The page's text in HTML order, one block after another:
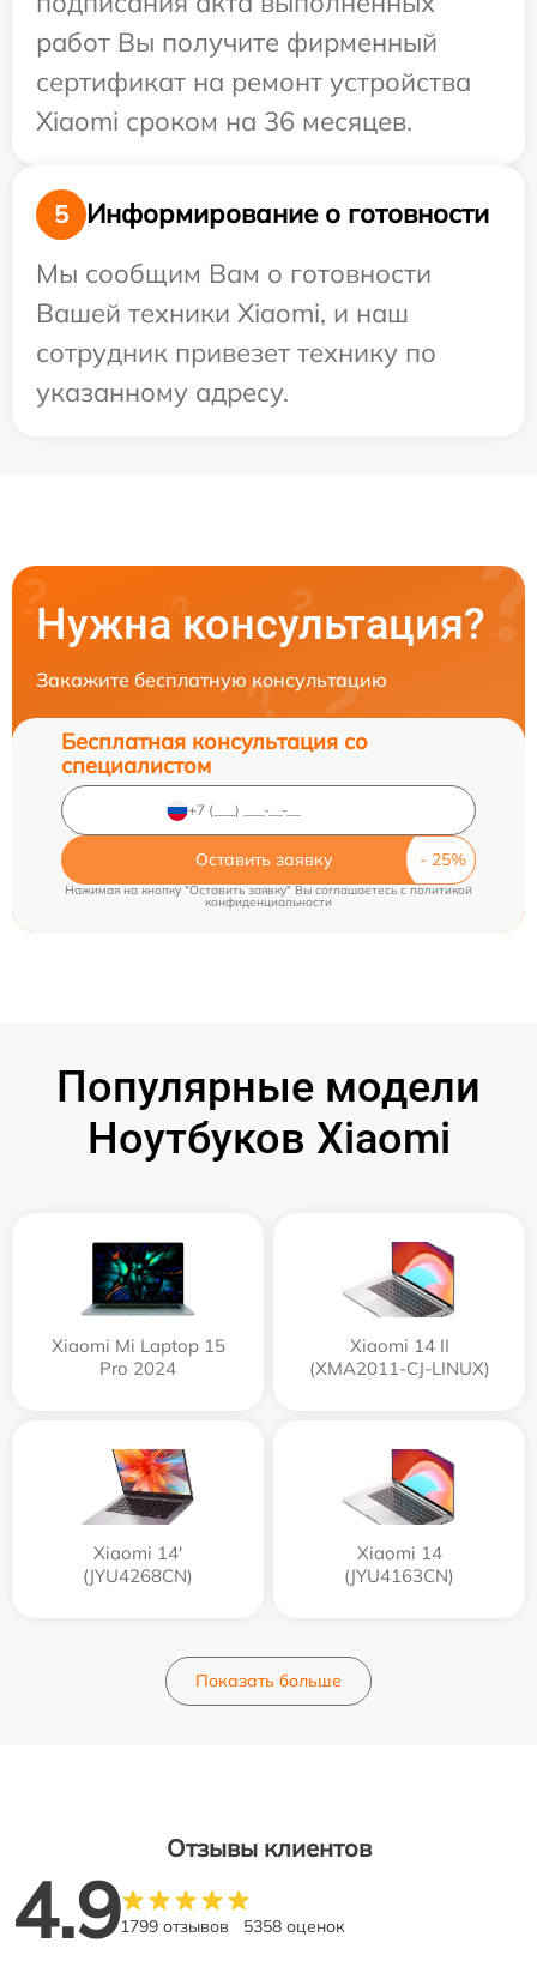
работ Вы получите фирменный
сертификат на ремонт устройства
Xiaomi сроком на 36 месяцев.
5
Информирование о готовности
Мы сообщим Вам о готовности
Вашей техники Xiaomi, и наш
сотрудник привезет технику по
указанному адресу.
Нужна консультация?
Закажите бесплатную консультацию
Бесплатная консультация со
специалистом
Оставить заявку
Нажимая на кнопку "Оставить заявку" Вы соглашаетесь cполитикой
конфиденциальности
Популярные модели
Ноутбуков Xiaomi
Xiaomi Mi Laptop 15
Pro 2024
Xiaomi 14 II
(XMA2011-CJ-LINUX)
Xiaomi 14'
(JYU4268CN)
Xiaomi 14
(JYU4163CN)
Показать больше
Отзывы клиентов
4.91799 отзывов 5358 оценок